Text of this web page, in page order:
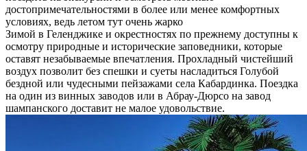
достопримечательностями в более или менее комфортных
условиях, ведь летом тут очень жарко
Зимой в Геленджике и окрестностях по прежнему доступны к
осмотру природные и исторические заповедники, которые
оставят незабываемые впечатления. Прохладный чистейший
воздух позволит без спешки и суеты насладиться Голубой
бездной или чудесными пейзажами села Кабардинка. Поездка
на один из винных заводов или в Абрау-Дюрсо на завод
шампанского доставит не малое удовольствие.